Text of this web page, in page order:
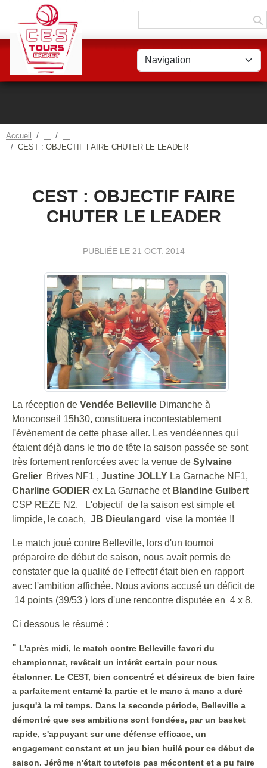
Accueil
CEST : OBJECTIF FAIRE CHUTER LE LEADER
CEST : OBJECTIF FAIRE
CHUTER LE LEADER
PUBLIÉE LE 21 OCT. 2014
La réception de Vendée Belleville Dimanche à
Monconseil 15h30, constituera incontestablement
l'évènement de cette phase aller. Les vendéennes qui
étaient déjà dans le trio de tête la saison passée se sont
très fortement renforcées avec la venue de Sylvaine
Grelier Brives NF1 , Justine JOLLY La Garnache NF1,
Charline GODIER ex La Garnache et Blandine Guibert
CSP REZE N2. L'objectif de la saison est simple et
limpide, le coach, JB Dieulangard vise la montée !!
Le match joué contre Belleville, lors d'un tournoi
préparoire de début de saison, nous avait permis de
constater que la qualité de l'effectif était bien en rapport
avec l'ambition affichée. Nous avions accusé un déficit de
14 points (39/53 ) lors d'une rencontre disputée en 4 x 8.
Ci dessous le résumé :
" L'après midi, le match contre Belleville favori du
championnat, revêtait un intérêt certain pour nous
étalonner. Le CEST, bien concentré et désireux de bien faire
a parfaitement entamé la partie et le mano à mano a duré
jusqu'à la mi temps. Dans la seconde période, Belleville a
démontré que ses ambitions sont fondées, par un basket
rapide, s'appuyant sur une défense efficace, un
engagement constant et un jeu bien huilé pour ce début de
saison. Jérôme n'était toutefois pas mécontent et a pu faire
Panneau de gestion des cookies